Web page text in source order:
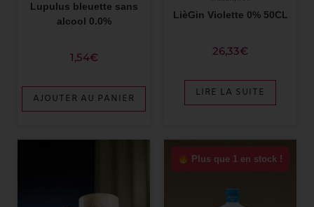
Lupulus bleuette sans
alcool 0.0%
1,54€
AJOUTER AU PANIER
LièGin Violette 0% 50CL
26,33€
LIRE LA SUITE
Plus que 1 en stock !